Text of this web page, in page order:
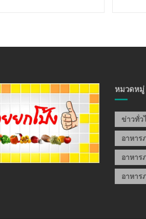
หมวดหมู่
ข่าวทั่ว
อาหาร
อาหาร
อาหาร